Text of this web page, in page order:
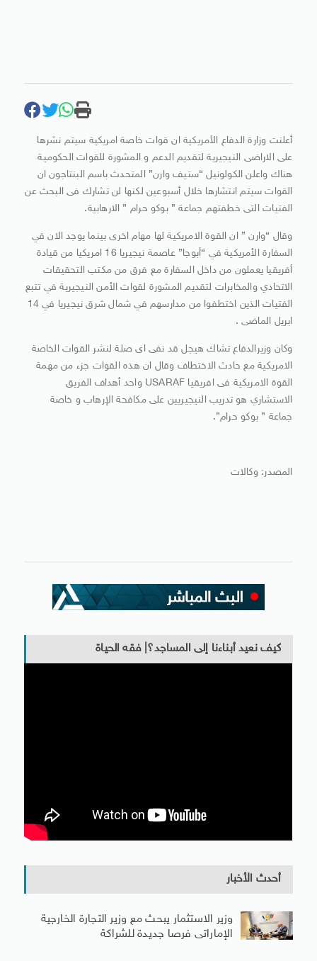
أعلنت وزارة الدفاع الأمريكية ان قوات خاصة امريكية سيتم نشرها
على الاراضى النيجيرية لتقديم الدعم و المشورة للقوات الحكومية
هناك واعلن الكولونيل “ستيف وارن” المتحدث باسم البنتاجون ان
القوات سيتم انتشارها خلال أسبوعين لكنها لن تشارك فى البحث عن
الفتيات التى خطفتهم جماعة ” بوكو حرام ” الارهابية.
وقال “وارن ” ان القوة الامريكية لها مهام اخرى بينما يوجد الان في
السفارة الأمريكية في “أبوجا” عاصمة نيجيريا 16 امريكيا من قيادة
أفريقيا يعملون من داخل السفارة مع فرق من مكتب التحقيقات
الاتحادي والمخابرات لتقديم المشورة لقوات الأمن النيجيرية في تتبع
الفتيات الذين اختطفوا من مدارسهم في شمال شرق نيجيريا في 14
ابريل الماضى .
وكان وزيرالدفاع تشاك هيجل قد نفى اى صلة لنشر القوات الخاصة
الامريكية مع حادث الاختطاف وقال ان هذه القوات جزء من مهمة
القوة الامريكية فى افريقيا USARAF واحد أهداف الفريق
الاستشاري هو تدريب النيجيريين على مكافحة الإرهاب و خاصة
جماعة ” بوكو حرام”.
المصدر: وكالات
كيف نعيد أبناءنا إلى المساجد؟| فقه الحياة
أحدث الأخبار
وزير الاستثمار يبحث مع وزير التجارة الخارجية
الإماراتى فرصا جديدة للشراكة